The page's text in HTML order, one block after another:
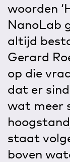
woorden
NanoLab
altijd
Gerard
op die
dat er
wat meer
staat
boven